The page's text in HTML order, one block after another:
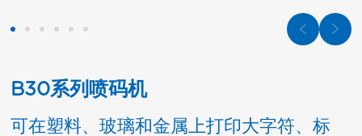
B30系列喷码机
可在塑料、玻璃和金属上打印大字符、标